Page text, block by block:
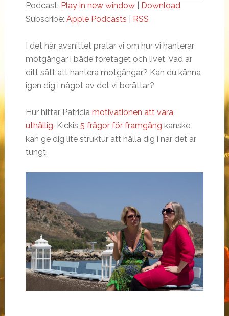
Podcast: Play in new window| Download
Subscribe: Apple Podcasts RSS
I det här avsnittet pratar vi om hur vi hanterar
motgångar i både företaget och livet. Vad är
ditt sätt att hantera motgångar? Kan du känna
igen dig i något av det vi berättar?
Hur hittar Patricia motivationen att vara
uthållig. Kickis 5 frågor för framgång kanske
kan ge dig lite struktur att hålla dig i när det är
tungt.